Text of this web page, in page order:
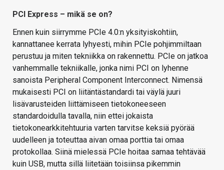
PCI Express – mikä se on?
Ennen kuin siirrymme PCIe 4.0:n yksityiskohtiin,
kannattanee kerrata lyhyesti, mihin PCIe pohjimmiltaan
perustuu ja miten tekniikka on rakennettu. PCIe on jatkoa
vanhemmalle tekniikalle, jonka nimi PCI on lyhenne
sanoista Peripheral Component Interconnect. Nimensä
mukaisesti PCI on liitäntästandardi tai väylä juuri
lisävarusteiden liittämiseen tietokoneeseen
standardoidulla tavalla, niin ettei jokaista
tietokonearkkitehtuuria varten tarvitse keksiä pyörää
uudelleen ja toteuttaa aivan omaa porttia tai omaa
protokollaa. Siinä mielessä PCIe hoitaa samaa tehtävää
kuin USB, mutta sillä liitetään toisiinsa pikemmin